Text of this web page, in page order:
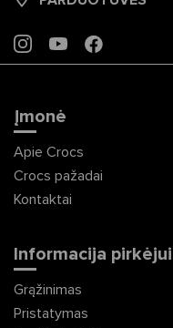
INSTAGRAM
YOUTUBEFACEBOOK
Įmonė
Apie Crocs
Crocs pažadai
Kontaktai
Informacija pirkėjui
Grąžinimas
Pristatymas